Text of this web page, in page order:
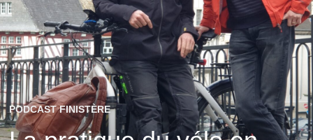
PODCAST FINISTÈRE